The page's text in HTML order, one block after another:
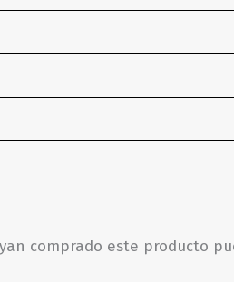
comprado este producto